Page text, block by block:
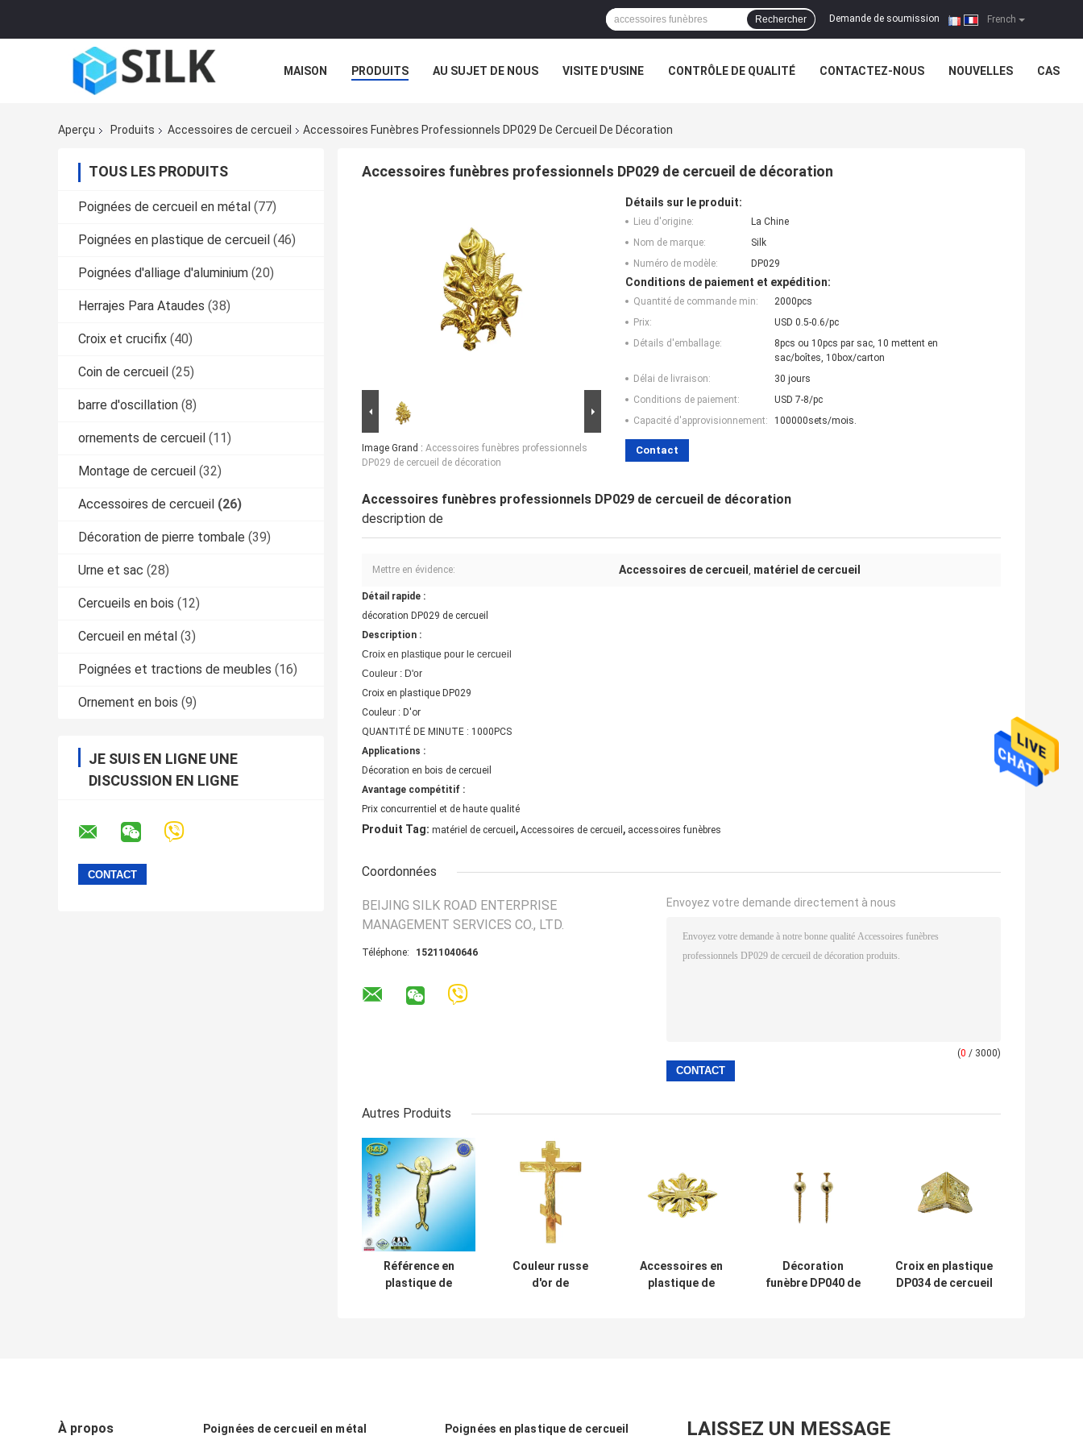
French
Demande de soumission |
Rechercher
MAISON PRODUITS AU SUJET DE NOUS VISITE D'USINE CONTRÔLE DE QUALITÉ CONTACTEZ-NOUS NOUVELLES CAS
Aperçu Produits Accessoires de cercueil Accessoires Funèbres Professionnels DP029 De Cercueil De Décoration
TOUS LES PRODUITS
Poignées de cercueil en métal (77)
Poignées en plastique de cercueil (46)
Poignées d'alliage d'aluminium (20)
Herrajes Para Ataudes (38)
Croix et crucifix (40)
Coin de cercueil (25)
barre d'oscillation (8)
ornements de cercueil (11)
Montage de cercueil (32)
Accessoires de cercueil (26)
Décoration de pierre tombale (39)
Urne et sac (28)
Cercueils en bois (12)
Cercueil en métal (3)
Poignées et tractions de meubles (16)
Ornement en bois (9)
JE SUIS EN LIGNE UNE
DISCUSSION EN LIGNE
Accessoires funèbres professionnels DP029 de cercueil de décoration
Image Grand : Accessoires funèbres professionnels
DP029 de cercueil de décoration
Détails sur le produit:
Lieu d'origine:
La Chine
Nom de marque:
Silk
Numéro de modèle:
DP029
Conditions de paiement et expédition:
Quantité de commande min:
2000pcs
Prix:
USD 0.5-0.6/pc
Détails d'emballage:
8pcs ou 10pcs par sac, 10 mettent en
sac/boîtes, 10box/carton
Délai de livraison:
30 jours
Conditions de paiement:
USD 7-8/pc
Capacité d'approvisionnement:
100000sets/mois.
Contact
Accessoires funèbres professionnels DP029 de cercueil de décoration
description de
Mettre en évidence: Accessoires de cercueil , matériel de cercueil
Détail rapide :
décoration DP029 de cercueil
Description :
Croix en plastique pour le cercueil
Couleur : D'or
Croix en plastique DP029
Couleur : D'or
QUANTITÉ DE MINUTE : 1000PCS
Applications :
Décoration en bois de cercueil
Avantage compétitif :
Prix concurrentiel et de haute qualité
Produit Tag: matériel de cercueil , Accessoires de cercueil , accessoires funèbres
Coordonnées
BEIJING SILK ROAD ENTERPRISE
MANAGEMENT SERVICES CO., LTD.
Téléphone: 15211040646
Envoyez votre demande directement à nous
(0 / 3000)
Autres Produits
Référence en
plastique de
22x26.5cm
Couleur russe
d'or de
Accessoires en
plastique de
Décoration
funèbre DP040 de
Croix en plastique
DP034 de cercueil
À propos Poignées de cercueil en métal Poignées en plastique de cercueil LAISSEZ UN MESSAGE